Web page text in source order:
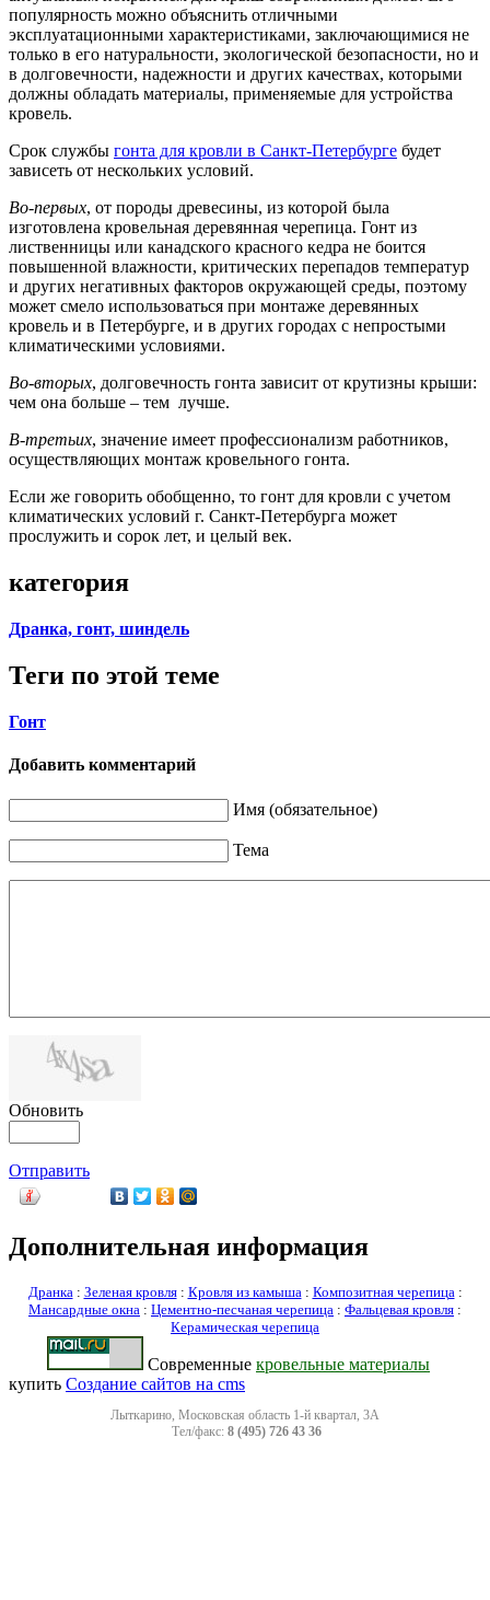
популярность можно объяснить отличными
эксплуатационными характеристиками, заключающимися не
только в его натуральности, экологической безопасности, но и
в долговечности, надежности и других качествах, которыми
должны обладать материалы, применяемые для устройства
кровель.
Срок службы гонта для кровли в Санкт-Петербурге будет
зависеть от нескольких условий.
Во-первых, от породы древесины, из которой была
изготовлена кровельная деревянная черепица. Гонт из
лиственницы или канадского красного кедра не боится
повышенной влажности, критических перепадов температур
и других негативных факторов окружающей среды, поэтому
может смело использоваться при монтаже деревянных
кровель и в Петербурге, и в других городах с непростыми
климатическими условиями.
Во-вторых, долговечность гонта зависит от крутизны крыши:
чем она больше – тем лучше.
В-третьих, значение имеет профессионализм работников,
осуществляющих монтаж кровельного гонта.
Если же говорить обобщенно, то гонт для кровли с учетом
климатических условий г. Санкт-Петербурга может
прослужить и сорок лет, и целый век.
категория
Дранка, гонт, шиндель
Теги по этой теме
Гонт
Добавить комментарий
Имя (обязательное)
Тема
Обновить
Отправить
Дополнительная информация
Дранка: Зеленая кровля: Кровля из камыша: Композитная черепица:
Мансардные окна : Цементно-песчаная черепица : Фальцевая кровля :
Керамическая черепица
Современные кровельные материалы
купить Создание сайтов на cms
Лыткарино, Московская область 1-й квартал, 3А
Тел/факс: 8 (495) 726 43 36